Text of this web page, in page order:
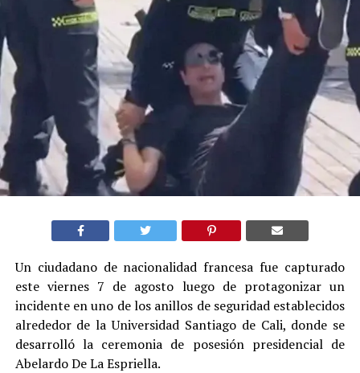
Un ciudadano de nacionalidad francesa fue capturado
este viernes 7 de agosto luego de protagonizar un
incidente en uno de los anillos de seguridad establecidos
alrededor de la Universidad Santiago de Cali, donde se
desarrolló la ceremonia de posesión presidencial de
Abelardo De La Espriella.